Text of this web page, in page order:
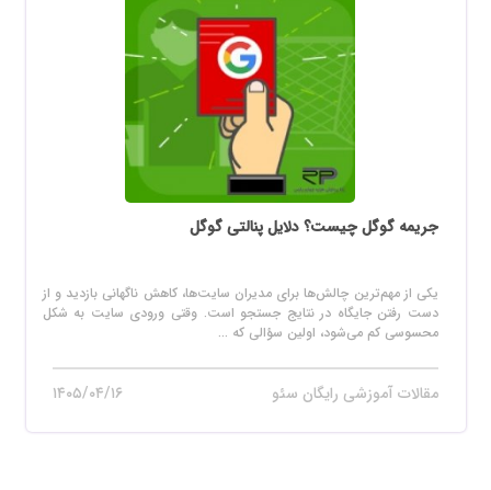
جریمه گوگل چیست؟ دلایل پنالتی گوگل
یکی از مهم‌ترین چالش‌ها برای مدیران سایت‌ها، کاهش ناگهانی بازدید و از
دست رفتن جایگاه در نتایج جستجو است. وقتی ورودی سایت به شکل
محسوسی کم می‌شود، اولین سؤالی که ...
مقالات آموزشی رایگان سئو ۱۴۰۵/۰۴/۱۶